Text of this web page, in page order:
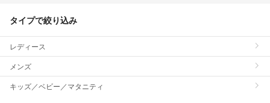
タイプで絞り込み
レディース
メンズ
キッズ／ベビー／マタニティ